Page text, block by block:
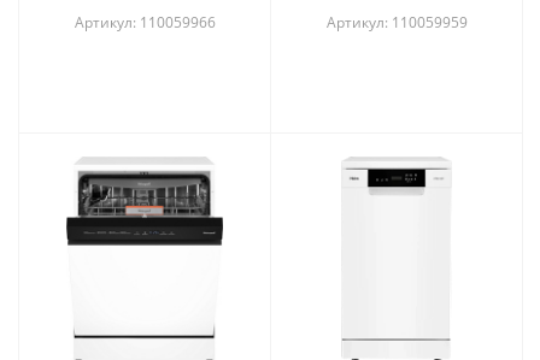
Артикул: 110059966
Артикул: 110059959